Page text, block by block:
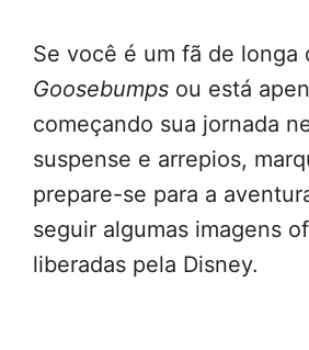
Se você é um fã de longa
Goosebumps ou está
começando sua jornada
suspense e arrepios,
prepare-se para a
seguir algumas imagens
liberadas pela Disney.